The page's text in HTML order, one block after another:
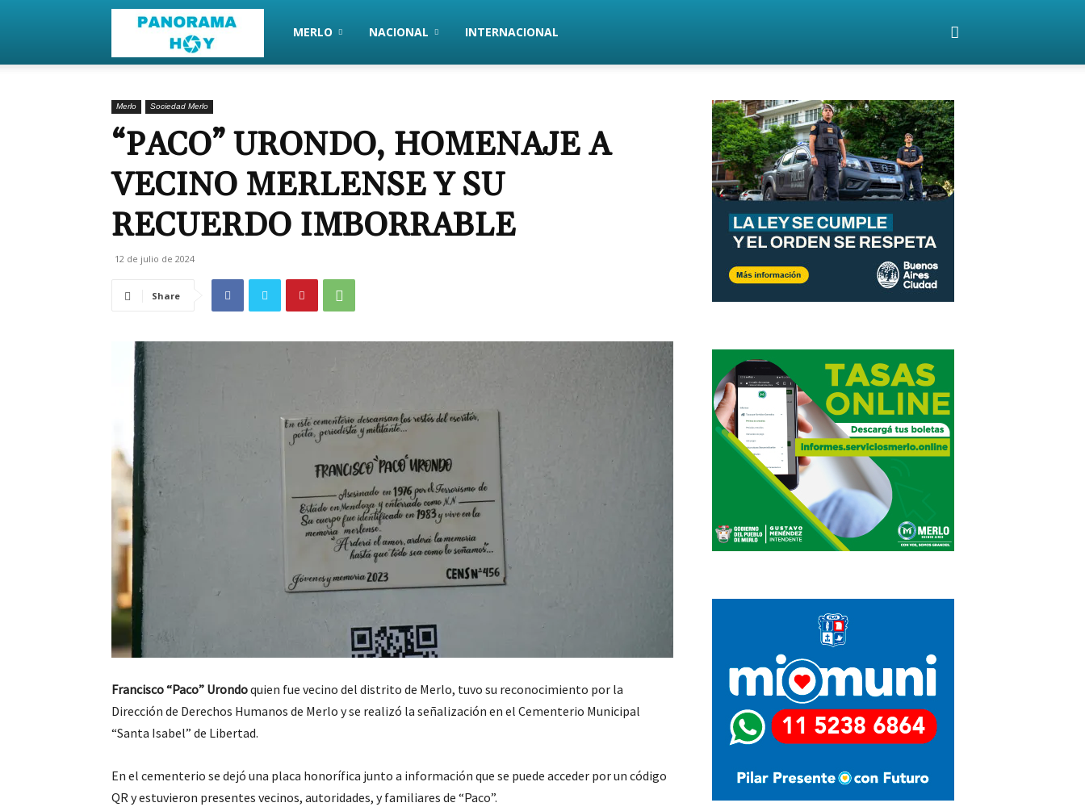
PanoramaHoy
MERLO NACIONAL INTERNACIONAL
Merlo Sociedad Merlo
“PACO” URONDO, HOMENAJE A
VECINO MERLENSE Y SU
RECUERDO IMBORRABLE
12 de julio de 2024
Share
Francisco “Paco” Urondoquien fue vecino del distrito de Merlo, tuvo su reconocimiento por la
Dirección de Derechos Humanos de Merlo y se realizó la señalización en el Cementerio Municipal
“Santa Isabel” de Libertad.
En el cementerio se dejó una placa honorífica junto a información que se puede acceder por un código
QR y estuvieron presentes vecinos, autoridades, y familiares de “Paco”.